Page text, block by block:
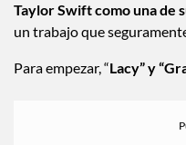
Taylor Swift como una de
un trabajo que
Para empezar, “Lacy” y